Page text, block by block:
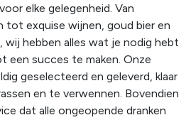
elke gelegenheid. Van
tot exquise wijnen, goud bier en
wij hebben alles wat je nodig hebt
een succes te maken. Onze
geselecteerd en geleverd, klaar
en te verwennen. Bovendien
dat alle ongeopende dranken